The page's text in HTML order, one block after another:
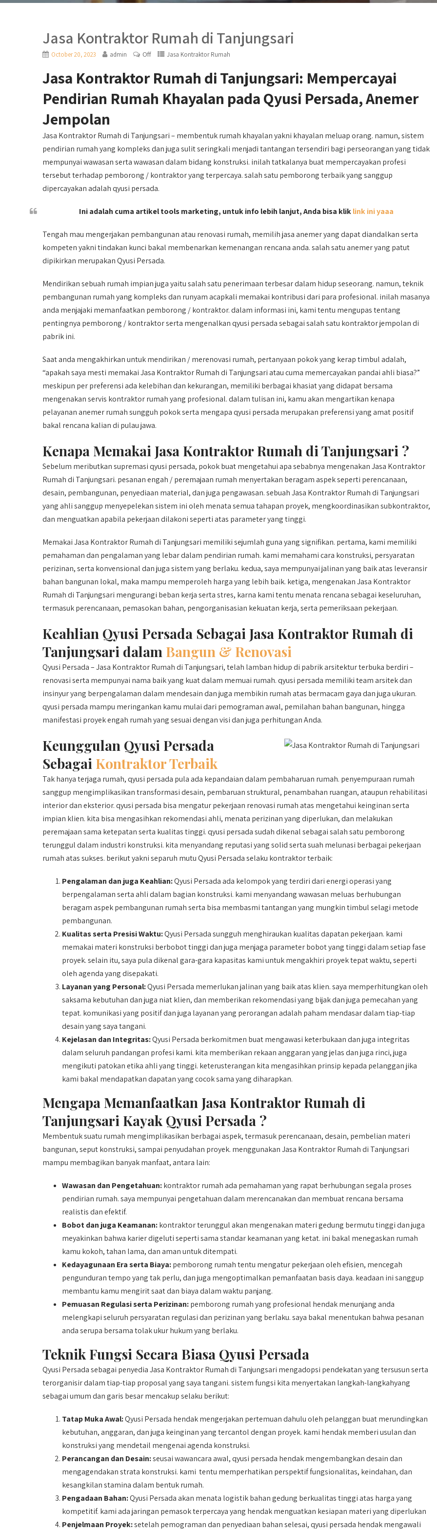
Jasa Kontraktor Rumah di Tanjungsari
October 20, 2023 admin Off Jasa Kontraktor Rumah
Jasa Kontraktor Rumah di Tanjungsari: Mempercayai
Pendirian Rumah Khayalan pada Qyusi Persada, Anemer
Jempolan
Jasa Kontraktor Rumah di Tanjungsari – membentuk rumah khayalan yakni khayalan meluap orang. namun, sistem
pendirian rumah yang kompleks dan juga sulit seringkali menjadi tantangan tersendiri bagi perseorangan yang tidak
mempunyai wawasan serta wawasan dalam bidang konstruksi. inilah tatkalanya buat mempercayakan profesi
tersebut terhadap pemborong / kontraktor yang terpercaya. salah satu pemborong terbaik yang sanggup
dipercayakan adalah qyusi persada.
Ini adalah cuma artikel tools marketing, untuk info lebih lanjut, Anda bisa kliklink ini yaaa
Tengah mau mengerjakan pembangunan atau renovasi rumah, memilih jasa anemer yang dapat diandalkan serta
kompeten yakni tindakan kunci bakal membenarkan kemenangan rencana anda. salah satu anemer yang patut
dipikirkan merupakan Qyusi Persada.
Mendirikan sebuah rumah impian juga yaitu salah satu penerimaan terbesar dalam hidup seseorang. namun, teknik
pembangunan rumah yang kompleks dan runyam acapkali memakai kontribusi dari para profesional. inilah masanya
anda menjajaki memanfaatkan pemborong / kontraktor. dalam informasi ini, kami tentu mengupas tentang
pentingnya pemborong / kontraktor serta mengenalkan qyusi persada sebagai salah satu kontraktor jempolan di
pabrik ini.
Saat anda mengakhirkan untuk mendirikan / merenovasi rumah, pertanyaan pokok yang kerap timbul adalah,
“apakah saya mesti memakai Jasa Kontraktor Rumah di Tanjungsari atau cuma memercayakan pandai ahli biasa?”
meskipun per preferensi ada kelebihan dan kekurangan, memiliki berbagai khasiat yang didapat bersama
mengenakan servis kontraktor rumah yang profesional. dalam tulisan ini, kamu akan mengartikan kenapa
pelayanan anemer rumah sungguh pokok serta mengapa qyusi persada merupakan preferensi yang amat positif
bakal rencana kalian di pulau jawa.
Kenapa Memakai Jasa Kontraktor Rumah di Tanjungsari ?
Sebelum meributkan supremasi qyusi persada, pokok buat mengetahui apa sebabnya mengenakan Jasa Kontraktor
Rumah di Tanjungsari. pesanan engah / peremajaan rumah menyertakan beragam aspek seperti perencanaan,
desain, pembangunan, penyediaan material, dan juga pengawasan. sebuah Jasa Kontraktor Rumah di Tanjungsari
yang ahli sanggup menyepelekan sistem ini oleh menata semua tahapan proyek, mengkoordinasikan subkontraktor,
dan menguatkan apabila pekerjaan dilakoni seperti atas parameter yang tinggi.
Memakai Jasa Kontraktor Rumah di Tanjungsari memiliki sejumlah guna yang signifikan. pertama, kami memiliki
pemahaman dan pengalaman yang lebar dalam pendirian rumah. kami memahami cara konstruksi, persyaratan
perizinan, serta konvensional dan juga sistem yang berlaku. kedua, saya mempunyai jalinan yang baik atas leveransir
bahan bangunan lokal, maka mampu memperoleh harga yang lebih baik. ketiga, mengenakan Jasa Kontraktor
Rumah di Tanjungsari mengurangi beban kerja serta stres, karna kami tentu menata rencana sebagai keseluruhan,
termasuk perencanaan, pemasokan bahan, pengorganisasian kekuatan kerja, serta pemeriksaan pekerjaan.
Keahlian Qyusi Persada Sebagai Jasa Kontraktor Rumah di
Tanjungsari dalam Bangun & Renovasi
Qyusi Persada – Jasa Kontraktor Rumah di Tanjungsari, telah lamban hidup di pabrik arsitektur terbuka berdiri –
renovasi serta mempunyai nama baik yang kuat dalam memuai rumah. qyusi persada memiliki team arsitek dan
insinyur yang berpengalaman dalam mendesain dan juga membikin rumah atas bermacam gaya dan juga ukuran.
qyusi persada mampu meringankan kamu mulai dari pemograman awal, pemilahan bahan bangunan, hingga
manifestasi proyek engah rumah yang sesuai dengan visi dan juga perhitungan Anda.
Keunggulan Qyusi Persada
Sebagai Kontraktor Terbaik
Tak hanya terjaga rumah, qyusi persada pula ada kepandaian dalam pembaharuan rumah. penyempuraan rumah
sanggup mengimplikasikan transformasi desain, pembaruan struktural, penambahan ruangan, ataupun rehabilitasi
interior dan eksterior. qyusi persada bisa mengatur pekerjaan renovasi rumah atas mengetahui keinginan serta
impian klien. kita bisa mengasihkan rekomendasi ahli, menata perizinan yang diperlukan, dan melakukan
peremajaan sama ketepatan serta kualitas tinggi. qyusi persada sudah dikenal sebagai salah satu pemborong
terunggul dalam industri konstruksi. kita menyandang reputasi yang solid serta suah melunasi berbagai pekerjaan
rumah atas sukses. berikut yakni separuh mutu Qyusi Persada selaku kontraktor terbaik:
Pengalaman dan juga Keahlian:Qyusi Persada ada kelompok yang terdiri dari energi operasi yang
berpengalaman serta ahli dalam bagian konstruksi. kami menyandang wawasan meluas berhubungan
beragam aspek pembangunan rumah serta bisa membasmi tantangan yang mungkin timbul selagi metode
pembangunan.
Kualitas serta Presisi Waktu:Qyusi Persada sungguh menghiraukan kualitas dapatan pekerjaan. kami
memakai materi konstruksi berbobot tinggi dan juga menjaga parameter bobot yang tinggi dalam setiap fase
proyek. selain itu, saya pula dikenal gara-gara kapasitas kami untuk mengakhiri proyek tepat waktu, seperti
oleh agenda yang disepakati.
Layanan yang Personal:Qyusi Persada memerlukan jalinan yang baik atas klien. saya memperhitungkan oleh
saksama kebutuhan dan juga niat klien, dan memberikan rekomendasi yang bijak dan juga pemecahan yang
tepat. komunikasi yang positif dan juga layanan yang perorangan adalah paham mendasar dalam tiap-tiap
desain yang saya tangani.
Kejelasan dan Integritas:Qyusi Persada berkomitmen buat mengawasi keterbukaan dan juga integritas
dalam seluruh pandangan profesi kami. kita memberikan rekaan anggaran yang jelas dan juga rinci, juga
mengikuti patokan etika ahli yang tinggi. keterusterangan kita mengasihkan prinsip kepada pelanggan jika
kami bakal mendapatkan dapatan yang cocok sama yang diharapkan.
Mengapa Memanfaatkan Jasa Kontraktor Rumah di
Tanjungsari Kayak Qyusi Persada ?
Membentuk suatu rumah mengimplikasikan berbagai aspek, termasuk perencanaan, desain, pembelian materi
bangunan, seput konstruksi, sampai penyudahan proyek. menggunakan Jasa Kontraktor Rumah di Tanjungsari
mampu membagikan banyak manfaat, antara lain:
Wawasan dan Pengetahuan:kontraktor rumah ada pemahaman yang rapat berhubungan segala proses
pendirian rumah. saya mempunyai pengetahuan dalam merencanakan dan membuat rencana bersama
realistis dan efektif.
Bobot dan juga Keamanan:kontraktor terunggul akan mengenakan materi gedung bermutu tinggi dan juga
meyakinkan bahwa karier digeluti seperti sama standar keamanan yang ketat. ini bakal menegaskan rumah
kamu kokoh, tahan lama, dan aman untuk ditempati.
Kedayagunaan Era serta Biaya:pemborong rumah tentu mengatur pekerjaan oleh efisien, mencegah
pengunduran tempo yang tak perlu, dan juga mengoptimalkan pemanfaatan basis daya. keadaan ini sanggup
membantu kamu mengirit saat dan biaya dalam waktu panjang.
Pemuasan Regulasi serta Perizinan:pemborong rumah yang profesional hendak menunjang anda
melengkapi seluruh persyaratan regulasi dan perizinan yang berlaku. saya bakal menentukan bahwa pesanan
anda serupa bersama tolak ukur hukum yang berlaku.
Teknik Fungsi Secara Biasa Qyusi Persada
Qyusi Persada sebagai penyedia Jasa Kontraktor Rumah di Tanjungsari mengadopsi pendekatan yang tersusun serta
terorganisir dalam tiap-tiap proposal yang saya tangani. sistem fungsi kita menyertakan langkah-langkahyang
sebagai umum dan garis besar mencakup selaku berikut:
Tatap Muka Awal:Qyusi Persada hendak mengerjakan pertemuan dahulu oleh pelanggan buat merundingkan
kebutuhan, anggaran, dan juga keinginan yang tercantol dengan proyek. kami hendak memberi usulan dan
konstruksi yang mendetail mengenai agenda konstruksi.
Perancangan dan Desain:seusai wawancara awal, qyusi persada hendak mengembangkan desain dan
mengagendakan strata konstruksi. kami tentu memperhatikan perspektif fungsionalitas, keindahan, dan
kesangkilan stamina dalam bentuk rumah.
Pengadaan Bahan:Qyusi Persada akan menata logistik bahan gedung berkualitas tinggi atas harga yang
kompetitif. kami ada jaringan pemasok terpercaya yang hendak menguatkan kesiapan materi yang diperlukan
Penjelmaan Proyek:setelah pemograman dan penyediaan bahan selesai, qyusi persada hendak mengawali